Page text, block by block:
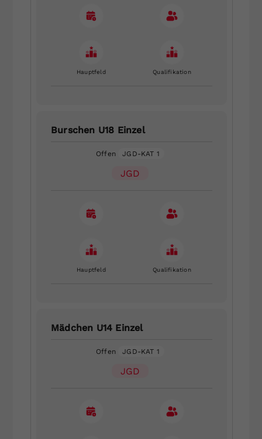
Hauptfeld Qualifikation
Burschen U18 Einzel
Offen JGD-KAT 1
JGD
Hauptfeld Qualifikation
Mädchen U14 Einzel
Offen JGD-KAT 1
JGD